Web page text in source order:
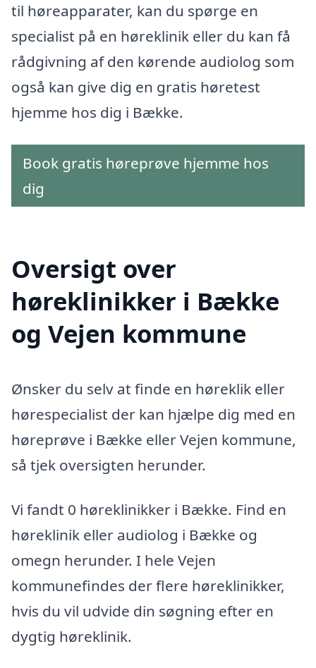
til høreapparater, kan du spørge en
specialist på en høreklinik eller du kan få
rådgivning af den kørende audiolog som
også kan give dig en gratis høretest
hjemme hos dig i Bække.
Book gratis høreprøve hjemme hos
dig
Oversigt over
høreklinikker i Bække
og Vejen kommune
Ønsker du selv at finde en høreklik eller
hørespecialist der kan hjælpe dig med en
høreprøve i Bække eller Vejen kommune,
så tjek oversigten herunder.
Vi fandt 0 høreklinikker i Bække. Find en
høreklinik eller audiolog i Bække og
omegn herunder. I hele Vejen
kommunefindes der flere høreklinikker,
hvis du vil udvide din søgning efter en
dygtig høreklinik.